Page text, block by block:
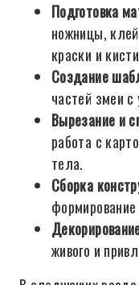
Подготовка
ножницы,
краски и
Создание
частей змеи
Вырезание и
работа с
тела.
Сборка
живого и